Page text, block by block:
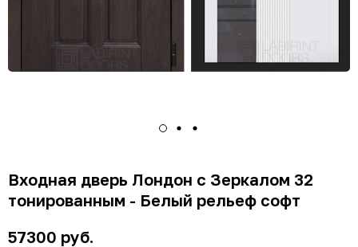
Входная дверь Лондон с Зеркалом 32
тонированным - Белый рельеф софт
57300 руб.